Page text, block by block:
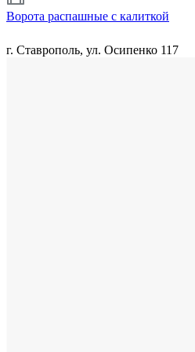
Ворота распашные с калиткой
г. Ставрополь, ул. Осипенко 117